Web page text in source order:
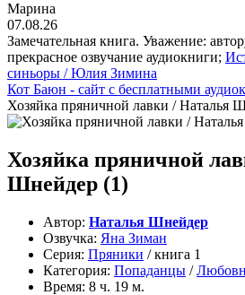
Марина
07.08.26
Замечательная книга. Уважение:
прекрасное озвучание аудиокниги;
синьоры / Юлия Зимина
Кот Баюн - сайт с бесплатными
Хозяйка пряничной лавки / Наталья
Хозяйка пряничной
Шнейдер (1)
Автор: Наталья Шнейдер
Озвучка: Яна Зиман
Серия: Пряники / книга 1
Категория: Попаданцы /
Время: 8 ч. 19 м.